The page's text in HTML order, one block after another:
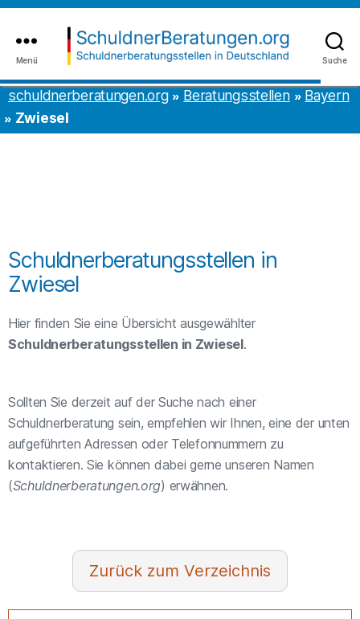
Inhalt
springen
to
the
content
Suche
schuldnerberatungen.org
Menü
schuldnerberatungen.org Beratungsstellen
Bayern
Zwiesel
Schuldnerberatungsstellen in
Zwiesel
Hier finden Sie eine Übersicht ausgewählter
Schuldnerberatungsstellen in Zwiesel.
Sollten Sie derzeit auf der Suche nach einer
Schuldnerberatung sein, empfehlen wir Ihnen, eine der unten
aufgeführten Adressen oder Telefonnummern zu
kontaktieren. Sie können dabei gerne unseren Namen
(Schuldnerberatungen.org) erwähnen.
Verzeichnis